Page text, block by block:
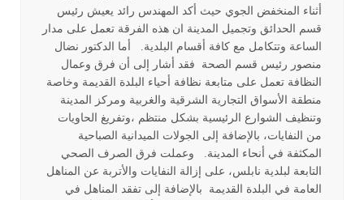
أثناء المنخفض الجوي حيث أكد المهندس رائد يعيش رئيس
قسم الحدائق وتجميل المدينة ان هذه الفرقة تعمل على مدار
الساعة وتتكامل مع كافة أقسام البلدية. أما الدكتور نضال
منصور رئيس قسم الصحة فقد أشار إلى أن فرق وعمال
النظافة تعمل على متابعة نظافة أحياء البلدة القديمة وخاصة
منطقة الأسواق التجارية الشرقية والغربية ومركز المدينة
وتنظيف الشوارع الرئيسية بشكل منتظم ،وتفريغ الحاويات
من النفايات، بالإضافة إلى الجولات الميدانية الصباحية
المكثفة في أنحاء المدينة. وعملت فرق الصرف الصحي
التابعة لبلدية نابلس، على إزالة النفايات والأتربة عن المناهل
العامة في البلدة القديمة بالإضافة إلى تفقد المناهل في